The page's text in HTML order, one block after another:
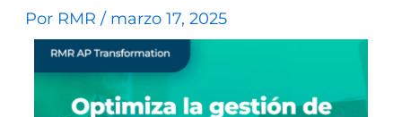
Por RMR / marzo 17, 2025